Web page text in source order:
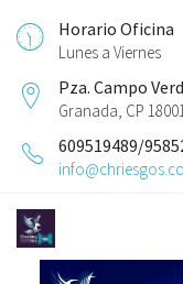
Horario Oficina
Lunes a Viernes
Pza. Campo
Granada, CP
609519489/
Aplicamos